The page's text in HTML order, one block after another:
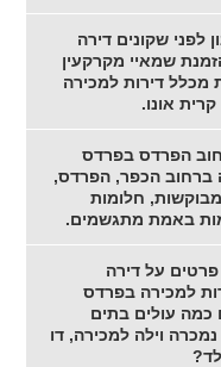
שקונים דירה
שמאיי מקרקעין
מכלל דירות למכירה
אונו.
הפרדס בפרדס
ברחוב הכפר, הפרדס,
חלומות
באמת מתגשמים.
פרטים על דירה
למכירה בפרדס
כמה עולים בתים
וילה למכירה, דו